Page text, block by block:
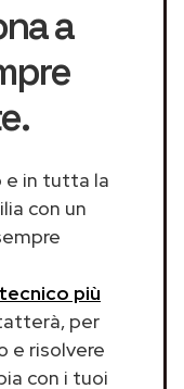
a
e in tutta la
con un
più
per
e risolvere
con i tuoi